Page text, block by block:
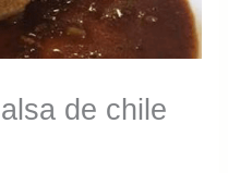
de chile